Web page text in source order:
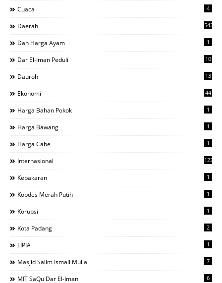
Cuaca 4
Daerah 542
Dan Harga Ayam 1
Dar El-Iman Peduli 10
Dauroh 13
Ekonomi 44
Harga Bahan Pokok 1
Harga Bawang 1
Harga Cabe 1
Internasional 122
Kebakaran 1
Kopdes Merah Putih 1
Korupsi 1
Kota Padang 2
LIPIA 1
Masjid Salim Ismail Mulla 7
MIT SaQu Dar El-Iman 6